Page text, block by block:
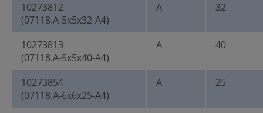
10273812
(07118.A-5x5x32-A4)
A 32
10273813
(07118.A-5x5x40-A4)
A 40
10273854
(07118.A-6x6x25-A4)
A 25